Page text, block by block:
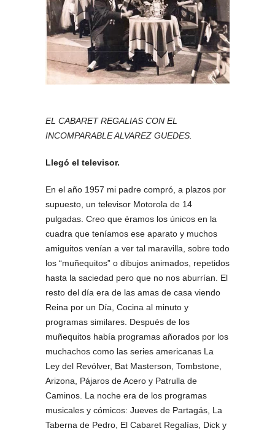
EL CABARET REGALIAS CON EL
INCOMPARABLE ALVAREZ GUEDES.
Llegó el televisor.
En el año 1957 mi padre compró, a plazos por
supuesto, un televisor Motorola de 14
pulgadas. Creo que éramos los únicos en la
cuadra que teníamos ese aparato y muchos
amiguitos venían a ver tal maravilla, sobre todo
los “muñequitos” o dibujos animados, repetidos
hasta la saciedad pero que no nos aburrían. El
resto del día era de las amas de casa viendo
Reina por un Día, Cocina al minuto y
programas similares. Después de los
muñequitos había programas añorados por los
muchachos como las series americanas La
Ley del Revólver, Bat Masterson, Tombstone,
Arizona, Pájaros de Acero y Patrulla de
Caminos. La noche era de los programas
musicales y cómicos: Jueves de Partagás, La
Taberna de Pedro, El Cabaret Regalías, Dick y